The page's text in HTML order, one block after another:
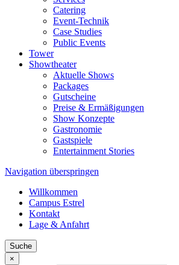
Catering
Event-Technik
Case Studies
Public Events
Tower
Showtheater
Aktuelle Shows
Packages
Gutscheine
Preise & Ermäßigungen
Show Konzepte
Gastronomie
Gastspiele
Entertainment Stories
Navigation überspringen
Willkommen
Campus Estrel
Kontakt
Lage & Anfahrt
Suche
×